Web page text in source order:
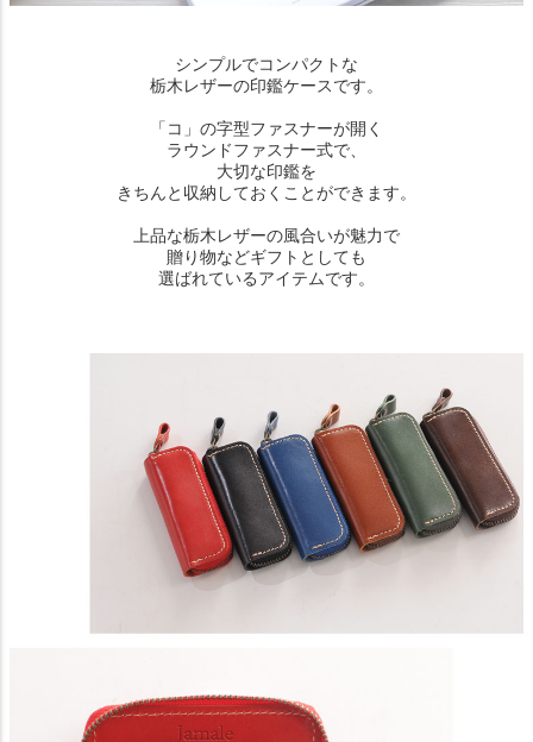
シンプルでコンパクトな
栃木レザーの印鑑ケースです。
「コ」の字型ファスナーが開く
ラウンドファスナー式で、
大切な印鑑を
きちんと収納しておくことができます。
上品な栃木レザーの風合いが魅力で
贈り物などギフトとしても
選ばれているアイテムです。